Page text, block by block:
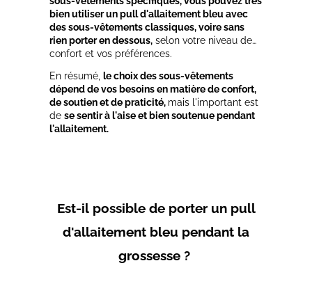
bien utiliser un pull d'allaitement bleu avec
des sous-vêtements classiques, voire sans
rien porter en dessous, selon votre niveau de
confort et vos préférences.
En résumé, le choix des sous-vêtements
dépend de vos besoins en matière de confort,
de soutien et de praticité, mais l'important est
de se sentir à l'aise et bien soutenue pendant
l'allaitement.
Est-il possible de porter un pull
d'allaitement bleu pendant la
grossesse ?